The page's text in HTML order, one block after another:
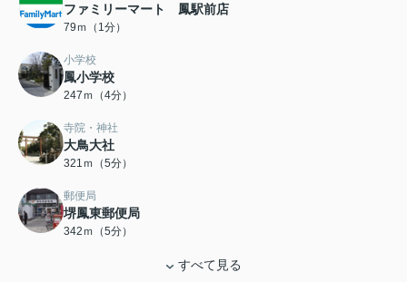
ファミリーマート 鳳駅前店
79ｍ（1分）
小学校
鳳小学校
247ｍ（4分）
寺院・神社
大鳥大社
321ｍ（5分）
郵便局
堺鳳東郵便局
342ｍ（5分）
すべて見る